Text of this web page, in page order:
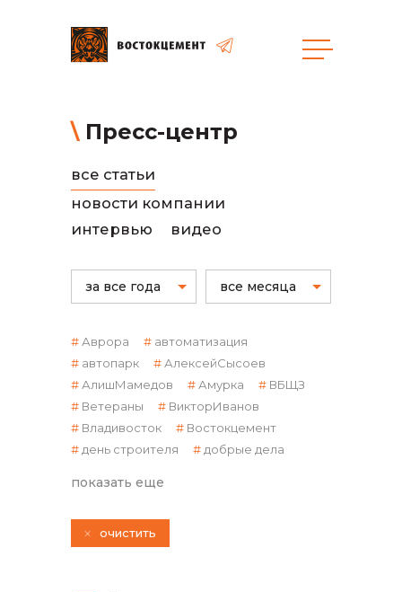
реализация неликвидов
контакты отдела закупок
Пресс-центр
все статьи
новости компании
интервью
видео
за все года все месяца
Аврора
автоматизация
автопарк
АлексейСысоев
АлишМамедов
Амурка
ВБЩЗ
Ветераны
ВикторИванов
Владивосток
Востокцемент
день строителя
добрые дела
показать еще
очистить